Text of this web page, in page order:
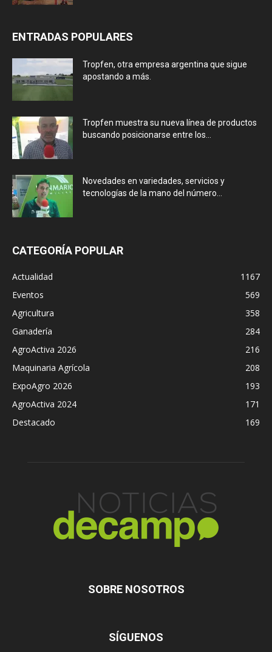
ENTRADAS POPULARES
Tropfen, otra empresa argentina que sigue
apostando a más.
Tropfen muestra su nueva línea de productos
buscando posicionarse entre los...
Novedades en variedades, servicios y
tecnologías de la mano del número...
CATEGORÍA POPULAR
Actualidad
1167
Eventos
569
Agricultura
358
Ganadería
284
AgroActiva 2026
216
Maquinaria Agrícola
208
ExpoAgro 2026
193
AgroActiva 2024
171
Destacado
169
SOBRE NOSOTROS
SÍGUENOS